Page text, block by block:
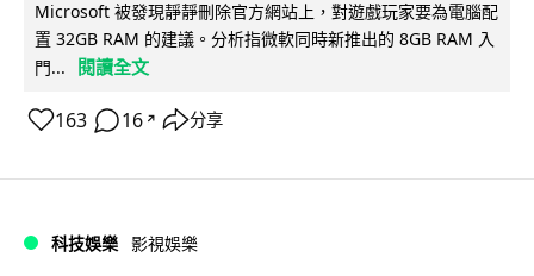
Microsoft 被發現靜靜刪除官方網站上，對遊戲玩家要為電腦配
置 32GB RAM 的建議。分析指微軟同時新推出的 8GB RAM 入
門...
閱讀全文
163 16 ↗ 分享
科技娛樂 影視娛樂